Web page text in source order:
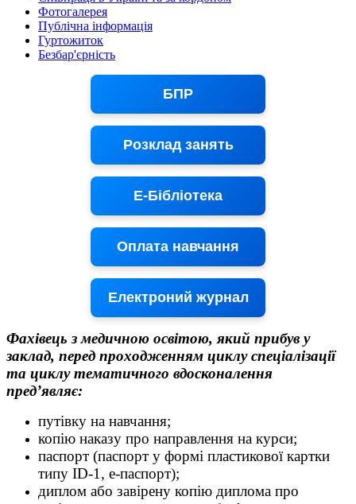
Фотогалерея
Публічна інформація
Гуртожиток
Безбар'єрність
БПР
Розклад занять
Е-Бібліотека
Оплата навчання
Електроний журнал
Фахівець з медичною освітою, який прибув у
заклад, перед проходженням циклу спеціалізації
та циклу тематичного вдосконалення
пред’являє:
путівку на навчання;
копію наказу про направлення на курси;
паспорт (паспорт у формі пластикової картки
типу ID-1, е-паспорт);
диплом або завірену копію диплома про